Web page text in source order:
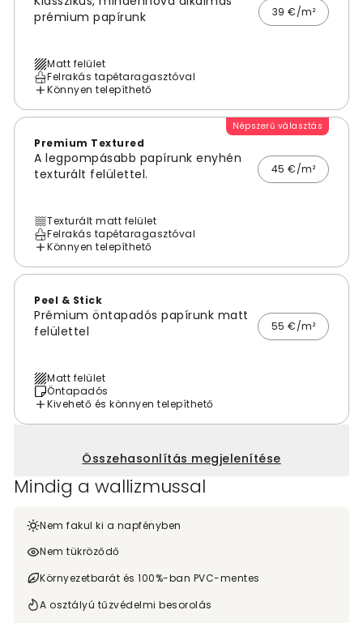
prémium papírunk
39 €/m²
Matt felület
Felrakás tapétaragasztóval
Könnyen telepíthető
Népszerű választás
Premium Textured
A legpompásabb papírunk enyhén
texturált felülettel.
45 €/m²
Texturált matt felület
Felrakás tapétaragasztóval
Könnyen telepíthető
Peel & Stick
Prémium öntapadós papírunk matt
felülettel
55 €/m²
Matt felület
Öntapadós
Kivehető és könnyen telepíthető
Összehasonlítás megjelenítése
Mindig a wallizmussal
Nem fakul ki a napfényben
Nem tükröződő
Környezetbarát és 100%-ban PVC-mentes
A osztályú tűzvédelmi besorolás